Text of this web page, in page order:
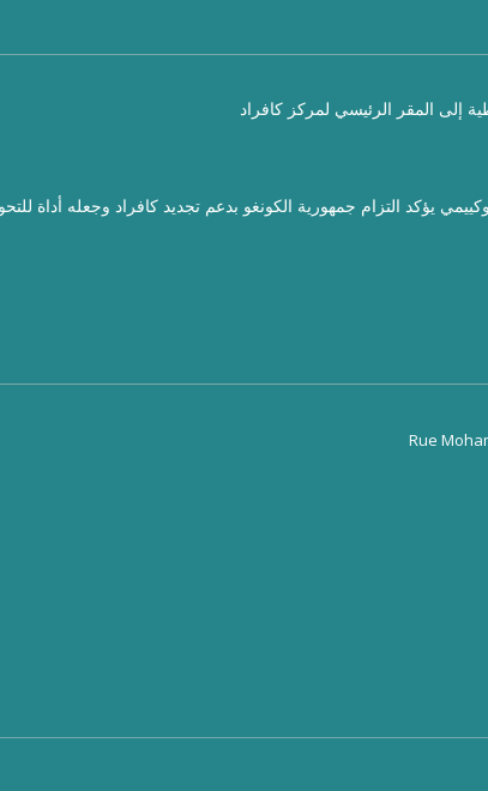
إلى المقر الرئيسي لمركز كافراد
يؤكد التزام جمهورية الكونغو بدعم تجديد كافراد وجعله أداة
Rue